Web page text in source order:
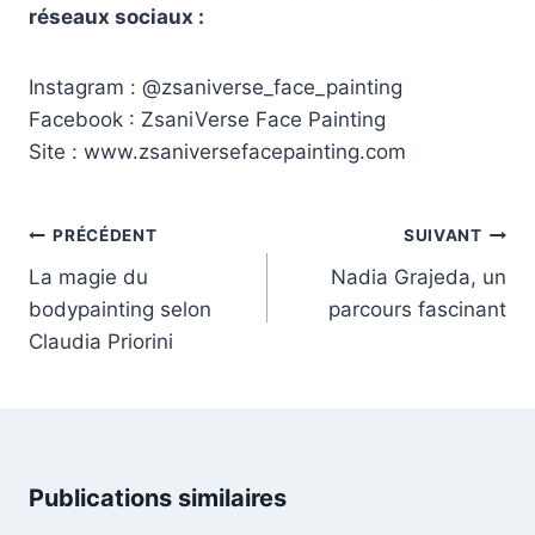
réseaux sociaux :
Instagram : @zsaniverse_face_painting
Facebook : ZsaniVerse Face Painting
Site : www.zsaniversefacepainting.com
Navigation
de
l’article
PRÉCÉDENT
La magie du
bodypainting selon
Claudia Priorini
SUIVANT
Nadia Grajeda, un
parcours fascinant
Publications similaires